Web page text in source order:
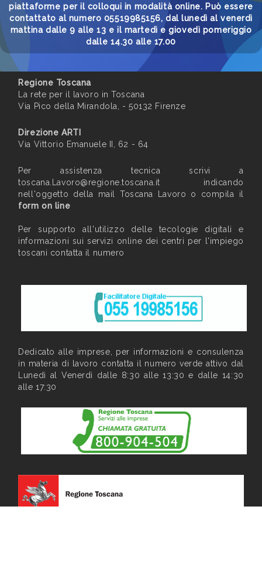
piattaforme per il colloqui in modalità online. Può essere
contattato al numero 05519985156, dal lunedì al venerdì
mattina dalle 9 alle 13 e il martedì e giovedì pomeriggio
dalle 14.30 alle 17.00
Regione Toscana
La rete per il lavoro in Toscana
Via Pico della Mirandola, - 50132 Firenze
Direzione ARTI
Via Vittorio Emanuele II, 62 - 64
Per assistenza tecnica scrivi a
toscana.Lavoro@regione.toscana.it indicando
nell'oggetto della mail Toscana Lavoro o compila il
form on line
Per supporto all'utilizzo delle tecologie digitali e
informazioni sui servizi online dei centri per l'impiego
toscani contatta il numero
Dedicato alle imprese, per informazioni e consulenza
in materia di lavoro contatta il numero verde attivo dal
Lunedì al Venerdì dalle 8:30 alle 13:30 e dalle 14:30
alle 17:30